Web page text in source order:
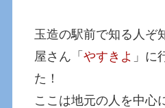
玉造の駅前で知る人ぞ
屋さん「やすきよ 」に
た！
ここは地元の人を中心